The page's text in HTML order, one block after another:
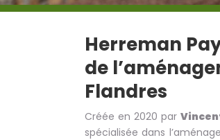
Herreman
de
Flandres
Créée en 2020 par
spécialisée dans